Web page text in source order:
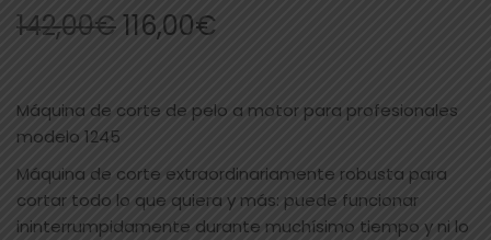
142,00€116,00€
Máquina de corte de pelo a motor para profesionales
modelo 1245
Máquina de corte extraordinariamente robusta para
cortar todo lo que quiera y más: puede funcionar
ininterrumpidamente durante muchísimo tiempo y ni lo